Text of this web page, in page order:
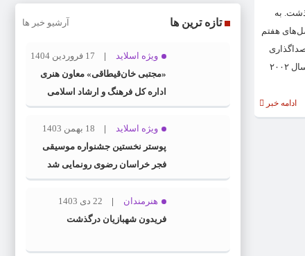
سال مبارزه با سرطان در سن ۴۵ سالگی درگذشت. به
هفتم
صداگذاری
شخصیت تس ایفای نقش کرده است. آنی ورشینگ نخستین بار در سن ۲۴ سالگی با حضور در قسمتی از پیشتازان فضا: انترپرایز در سال ۲۰۰۲
ادامه خبر
تازه ترین ها آرشیو خبر ها
ویژه اسلاید
17 فروردین 1404
«مجتبی خان‌قیطاقی» معاون هنری
اداره کل فرهنگ و ارشاد اسلامی
خراسان رضوی شد
ویژه اسلاید
18 بهمن 1403
پوستر نخستین جشنواره موسیقی
فجر خراسان رضوی رونمایی شد
هنرمندان
22 دی 1403
فریدون شهبازیان درگذشت